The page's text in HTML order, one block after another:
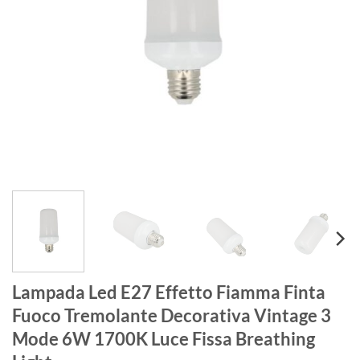
Lampada Led E27 Effetto Fiamma Finta
Fuoco Tremolante Decorativa Vintage 3
Mode 6W 1700K Luce Fissa Breathing